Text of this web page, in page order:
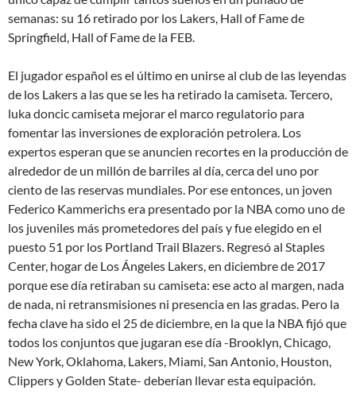
semanas: su 16 retirado por los Lakers, Hall of Fame de
Springfield, Hall of Fame de la FEB.
El jugador español es el último en unirse al club de las leyendas
de los Lakers a las que se les ha retirado la camiseta. Tercero,
luka doncic camiseta mejorar el marco regulatorio para
fomentar las inversiones de exploración petrolera. Los
expertos esperan que se anuncien recortes en la producción de
alrededor de un millón de barriles al día, cerca del uno por
ciento de las reservas mundiales. Por ese entonces, un joven
Federico Kammerichs era presentado por la NBA como uno de
los juveniles más prometedores del país y fue elegido en el
puesto 51 por los Portland Trail Blazers. Regresó al Staples
Center, hogar de Los Ángeles Lakers, en diciembre de 2017
porque ese día retiraban su camiseta: ese acto al margen, nada
de nada, ni retransmisiones ni presencia en las gradas. Pero la
fecha clave ha sido el 25 de diciembre, en la que la NBA fijó que
todos los conjuntos que jugaran ese día -Brooklyn, Chicago,
New York, Oklahoma, Lakers, Miami, San Antonio, Houston,
Clippers y Golden State- deberían llevar esta equipación.